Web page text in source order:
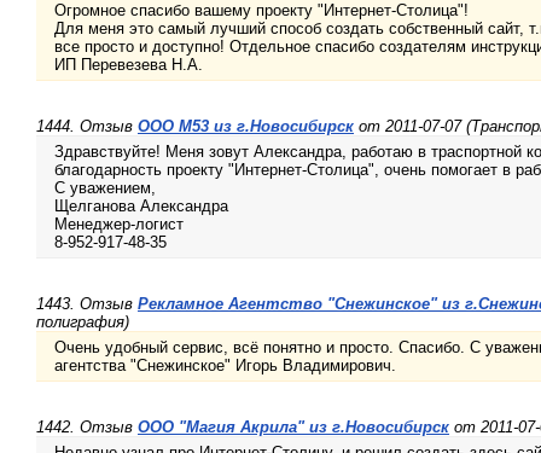
Огромное спасибо вашему проекту "Интернет-Столица"!
Для меня это самый лучший способ создать собственный сайт,
все просто и доступно! Отдельное спасибо создателям
ИП Перевезева Н.А.
1444. Отзыв ООО М53 из г.Новосибирск от 2011-07-07
Здравствуйте! Меня зовут Александра, работаю в траспортной
благодарность проекту "Интернет-Столица", очень помогает в
С уважением,
Щелганова Александра
Менеджер-логист
8-952-917-48-35
1443. Отзыв Рекламное Агентство "Снежинское" из
полиграфия)
Очень удобный сервис, всё понятно и просто. Спасибо. С
агентства "Снежинское" Игорь Владимирович.
1442. Отзыв ООО "Магия Акрила" из г.Новосибирск от 2011-